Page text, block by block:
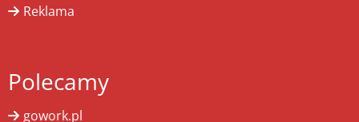
Reklama
Polecamy
gowork.pl